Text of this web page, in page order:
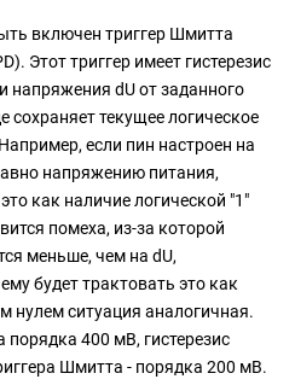
включен триггер Шмитта
Этот триггер имеет гистерезис
напряжения dU от заданного
сохраняет текущее логическое
если пин настроен на
напряжению питания,
как наличие логической "1"
помеха, из-за которой
меньше, чем на dU,
будет трактовать это как
нулем ситуация аналогичная.
порядка 400 мВ, гистерезис
Шмитта - порядка 200 мВ.